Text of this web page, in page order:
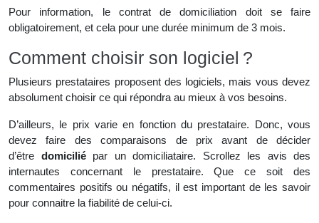
Pour information, le contrat de domiciliation doit se faire
obligatoirement, et cela pour une durée minimum de 3 mois.
Comment choisir son logiciel ?
Plusieurs prestataires proposent des logiciels, mais vous devez
absolument choisir ce qui répondra au mieux à vos besoins.
D’ailleurs, le prix varie en fonction du prestataire. Donc, vous
devez faire des comparaisons de prix avant de décider
d’être domiciliépar un domiciliataire. Scrollez les avis des
internautes concernant le prestataire. Que ce soit des
commentaires positifs ou négatifs, il est important de les savoir
pour connaitre la fiabilité de celui-ci.